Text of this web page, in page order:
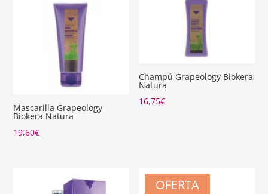
Mascarilla Grapeology
Biokera Natura
19,60€
Champú Grapeology Biokera
Natura
16,75€
OFERTA